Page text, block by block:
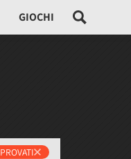
GIOCHI
PROVATI